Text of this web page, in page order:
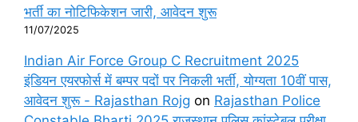
भर्ती का नोटिफिकेशन जारी, आवेदन शुरू
11/07/2025
Indian Air Force Group C Recruitment 2025
इंडियन एयरफोर्स में बम्पर पदों पर निकली भर्ती, योग्यता 10वीं पास,
आवेदन शुरू - Rajasthan Rojg on Rajasthan Police